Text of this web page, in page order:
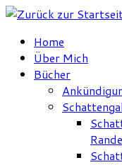
Zum
springenHome
Über Mich
Bücher